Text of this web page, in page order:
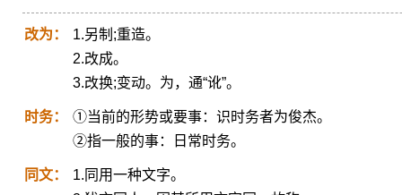
改为：
1.另制;重造。
2.改成。
3.改换;变动。为，通“讹”。
时务：
①当前的形势或要事：识时务者为俊杰。
②指一般的事：日常时务。
同文：
1.同用一种文字。